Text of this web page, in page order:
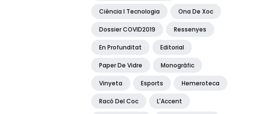
Ciència I Tecnologia Ona De Xoc
Dossier COVID2019 Ressenyes
En Profunditat Editorial
Paper De Vidre Monogràfic
Vinyeta Esports Hemeroteca
Racó Del Coc L'Accent